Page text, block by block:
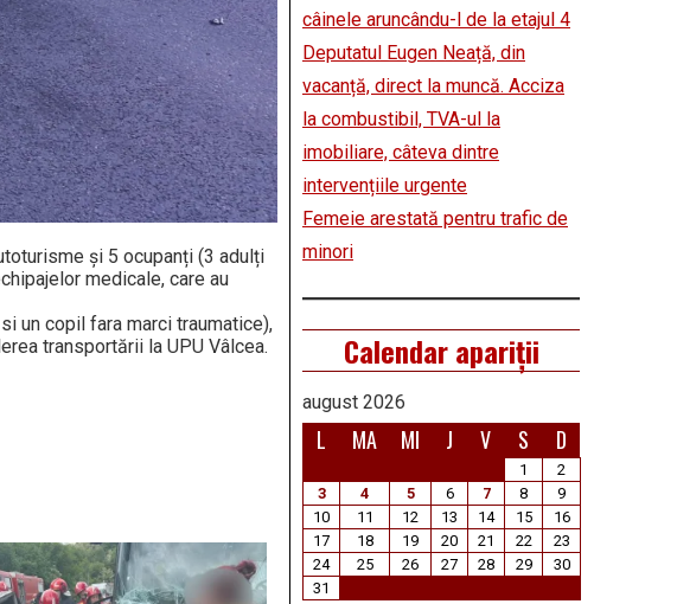
și 5 ocupanți (3 adulți
medicale, care au
un copil fara marci traumatice),
transportării la UPU Vâlcea.
câinele aruncându-l de la etajul 4
Deputatul Eugen Neață, din
vacanță, direct la muncă. Acciza
la combustibil, TVA-ul la
imobiliare, câteva dintre
intervențiile urgente
Femeie arestată pentru trafic de
minori
Calendar apariții
august 2026
L MA MI J V S D
1
2
3
4 5 6 7 8
9
10
11 12 13 14 15
16
17
18 19 20 21 22
23
24
25 26 27 28 29
30
31